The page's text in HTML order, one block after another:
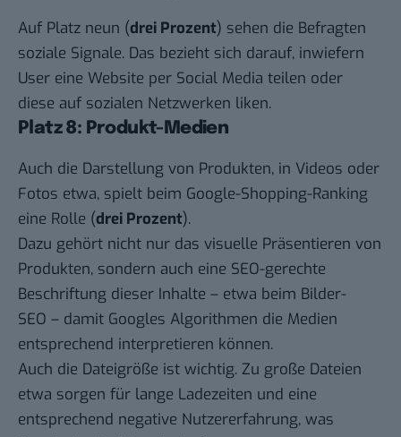
Auf Platz neun (drei Prozent) sehen die Befragten
soziale Signale. Das bezieht sich darauf, inwiefern
User eine Website per Social Media teilen oder
diese auf sozialen Netzwerken liken.
Platz 8: Produkt-Medien
Auch die Darstellung von Produkten, in Videos oder
Fotos etwa, spielt beim Google-Shopping-Ranking
eine Rolle (drei Prozent).
Dazu gehört nicht nur das visuelle Präsentieren von
Produkten, sondern auch eine SEO-gerechte
Beschriftung dieser Inhalte – etwa beim Bilder-
SEO – damit Googles Algorithmen die Medien
entsprechend interpretieren können.
Auch die Dateigröße ist wichtig. Zu große Dateien
etwa sorgen für lange Ladezeiten und eine
entsprechend negative Nutzererfahrung, was